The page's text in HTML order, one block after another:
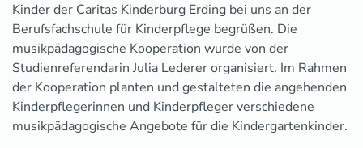
Kinder der Caritas Kinderburg Erding bei uns an der
Berufsfachschule für Kinderpflege begrüßen. Die
musikpädagogische Kooperation wurde von der
Studienreferendarin Julia Lederer organisiert. Im Rahmen
der Kooperation planten und gestalteten die angehenden
Kinderpflegerinnen und Kinderpfleger verschiedene
musikpädagogische Angebote für die Kindergartenkinder.